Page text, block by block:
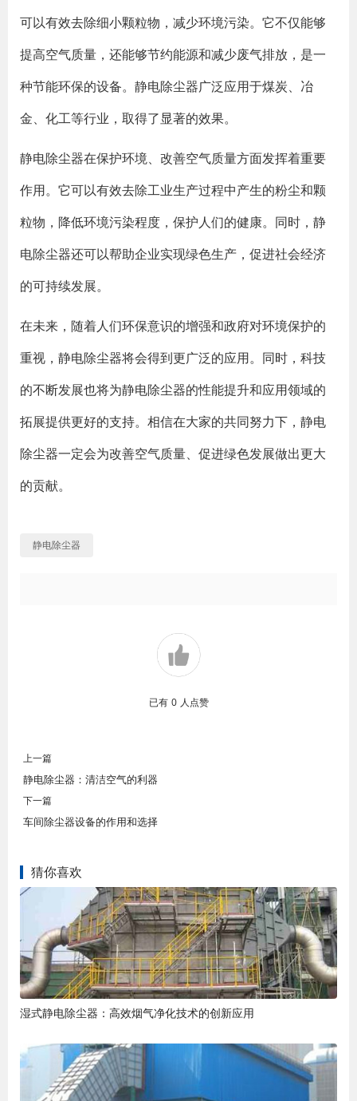
可以有效去除细小颗粒物，减少环境污染。它不仅能够
提高空气质量，还能够节约能源和减少废气排放，是一
种节能环保的设备。静电除尘器广泛应用于煤炭、冶
金、化工等行业，取得了显著的效果。
静电除尘器在保护环境、改善空气质量方面发挥着重要
作用。它可以有效去除工业生产过程中产生的粉尘和颗
粒物，降低环境污染程度，保护人们的健康。同时，静
电除尘器还可以帮助企业实现绿色生产，促进社会经济
的可持续发展。
在未来，随着人们环保意识的增强和政府对环境保护的
重视，静电除尘器将会得到更广泛的应用。同时，科技
的不断发展也将为静电除尘器的性能提升和应用领域的
拓展提供更好的支持。相信在大家的共同努力下，静电
除尘器一定会为改善空气质量、促进绿色发展做出更大
的贡献。
静电除尘器
已有 0 人点赞
上一篇
静电除尘器：清洁空气的利器
下一篇
车间除尘器设备的作用和选择
猜你喜欢
湿式静电除尘器：高效烟气净化技术的创新应用